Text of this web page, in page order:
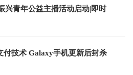
兴青年公益主播活动启动|即时
付技术 Galaxy手机更新后封杀